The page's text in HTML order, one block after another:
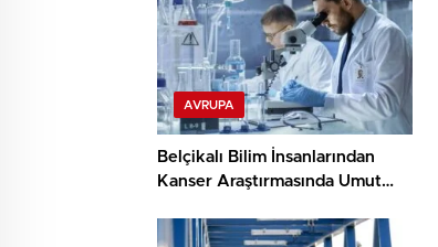
AVRUPA
Belçikalı Bilim İnsanlarından
Kanser Araştırmasında Umut